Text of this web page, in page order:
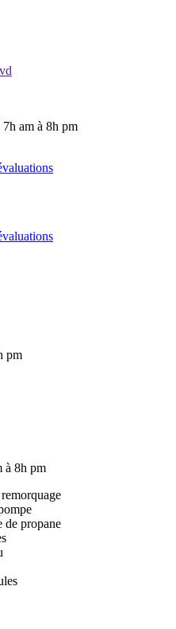
am à 8h pm
pm
à 8h pm
de propane